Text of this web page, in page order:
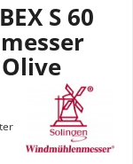
S 60